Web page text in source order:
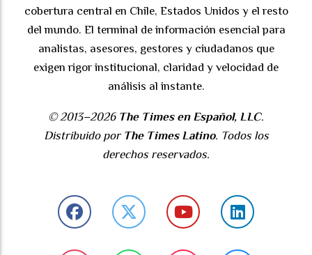
cobertura central en Chile, Estados Unidos y el resto
del mundo. El terminal de información esencial para
analistas, asesores, gestores y ciudadanos que
exigen rigor institucional, claridad y velocidad de
análisis al instante.
© 2013–2026 The Times en Español, LLC.
Distribuido por The Times Latino. Todos los
derechos reservados.